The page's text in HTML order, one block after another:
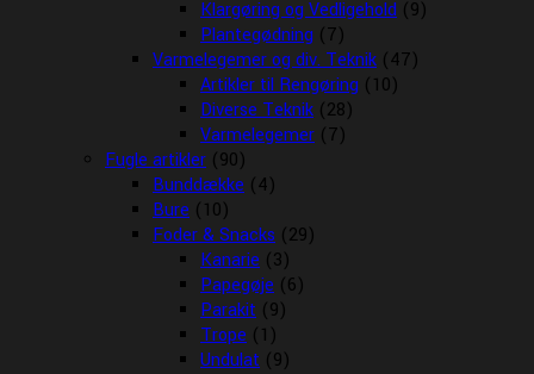
Klargøring og Vedligehold (9)
Plantegødning (7)
Varmelegemer og div. Teknik (47)
Artikler til Rengøring (10)
Diverse Teknik (28)
Varmelegemer (7)
Fugle artikler (90)
Bunddække (4)
Bure (10)
Foder & Snacks (29)
Kanarie (3)
Papegøje (6)
Parakit (9)
Trope (1)
Undulat (9)